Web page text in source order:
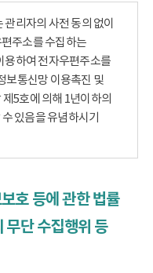
리자의 사전 동의 없이
주소를 수집하는
용하여 전자우편주소를
보통신망 이용촉진 및
5호에 의해 1년이하의
있음을 유념하시기
호 등에 관한 법률
단 수집행위 등